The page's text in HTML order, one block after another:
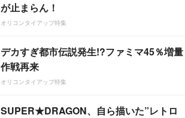
が止まらん！
オリコンタイアップ特集
デカすぎ都市伝説発生!?ファミマ45％増量
作戦再来
オリコンタイアップ特集
SUPER★DRAGON、自ら描いた”レトロ